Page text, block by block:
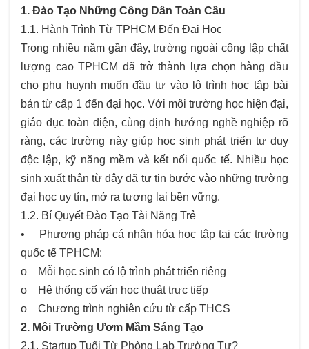
1. Đào Tạo Những Công Dân Toàn Cầu
1.1. Hành Trình Từ TPHCM Đến Đại Học
Trong nhiều năm gần đây, trường ngoài công lập chất
lượng cao TPHCM đã trở thành lựa chọn hàng đầu
cho phụ huynh muốn đầu tư vào lộ trình học tập bài
bản từ cấp 1 đến đại học. Với môi trường học hiện đại,
giáo dục toàn diện, cùng định hướng nghề nghiệp rõ
ràng, các trường này giúp học sinh phát triển tư duy
độc lập, kỹ năng mềm và kết nối quốc tế. Nhiều học
sinh xuất thân từ đây đã tự tin bước vào những trường
đại học uy tín, mở ra tương lai bền vững.
1.2. Bí Quyết Đào Tạo Tài Năng Trẻ
• Phương pháp cá nhân hóa học tập tại các trường
quốc tế TPHCM:
o Mỗi học sinh có lộ trình phát triển riêng
o Hệ thống cố vấn học thuật trực tiếp
o Chương trình nghiên cứu từ cấp THCS
2. Môi Trường Ươm Mầm Sáng Tạo
2.1. Startup Tuổi Từ Phòng Lab Trường Tư?